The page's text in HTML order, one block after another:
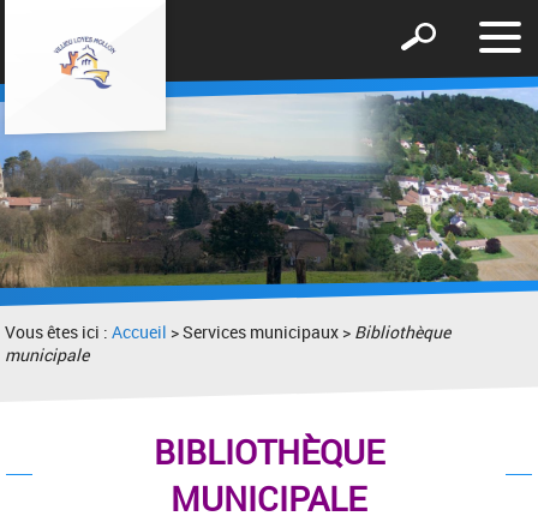
le
Afficher
formulaire
de
recherche
Vous êtes ici :Accueil > Services municipaux > Bibliothèque
municipale
BIBLIOTHÈQUE
MUNICIPALE